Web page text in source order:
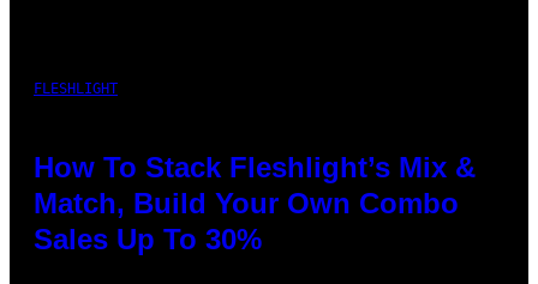
FLESHLIGHT
How To Stack Fleshlight’s Mix &
Match, Build Your Own Combo
Sales Up To 30%